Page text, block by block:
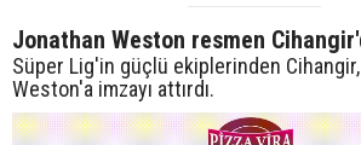
Jonathan Weston resmen
Süper Lig'in güçlü ekiplerinden
Weston'a imzayı attırdı.